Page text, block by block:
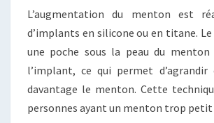
L’augmentation du menton est
d’implants en silicone ou en titane.
une poche sous la peau du
l’implant, ce qui permet
davantage le menton. Cette
personnes ayant un menton trop petit